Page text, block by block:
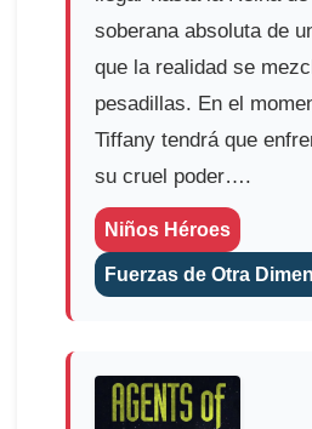
soberana absoluta de
que la realidad se
pesadillas. En el
Tiffany tendrá que
su cruel poder….
Niños Héroes
Fuerzas de Otra